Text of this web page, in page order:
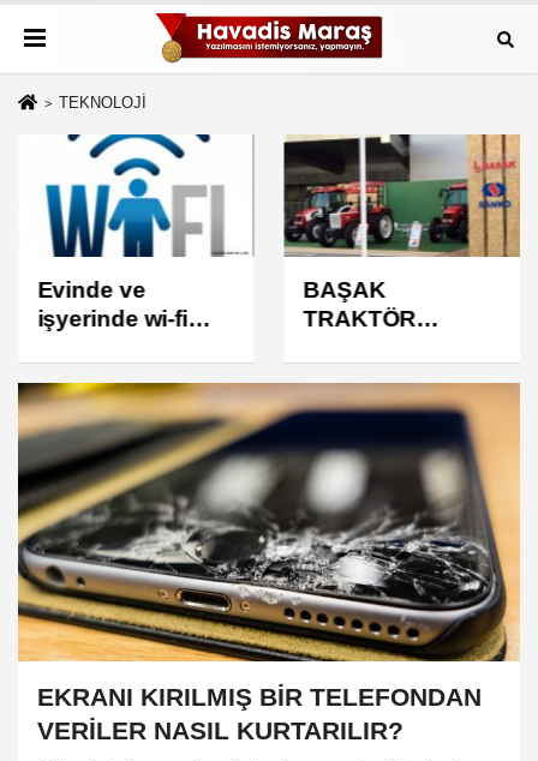
TEKNOLOJİ
Evinde ve
işyerinde wi-fi
BAŞAK
TRAKTÖR
EKRANI KIRILMIŞ BİR TELEFONDAN
VERİLER NASIL KURTARILIR?